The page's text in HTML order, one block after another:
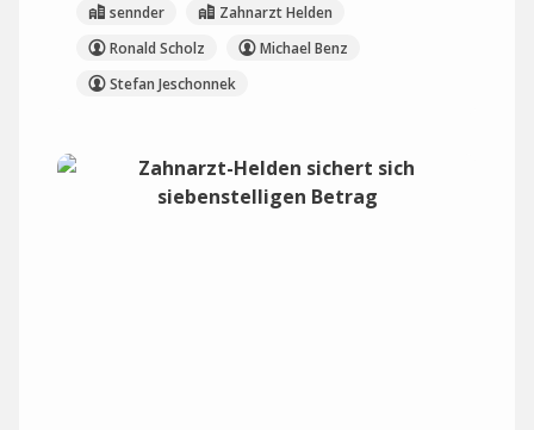
sennder
Zahnarzt Helden
Ronald Scholz
Michael Benz
Stefan Jeschonnek